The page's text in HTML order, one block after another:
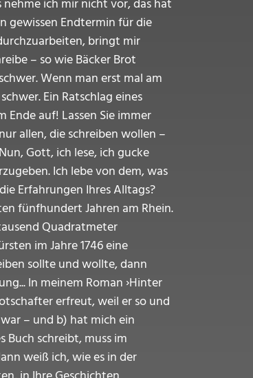
nehme ich mir nicht vor, das hat
gewissen Endtermin für die
bringt mir
– so wie Bäcker Brot
Wenn man erst mal am
Ein Ratschlag eines
auf! Lassen Sie immer
allen, die schreiben wollen –
Gott, ich lese, ich gucke
Ich lebe von dem, was
Erfahrungen Ihres Alltags?
fünfhundert Jahren am Rhein.
Quadratmeter
im Jahre 1746 eine
sollte und wollte, dann
In meinem Roman ›Hinter
erfreut, weil er so und
– und b) hat mich ein
Buch schreibt, muss im
weiß ich, wie es in der